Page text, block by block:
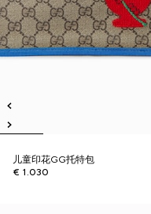
儿童印花GG托特包
€ 1.030